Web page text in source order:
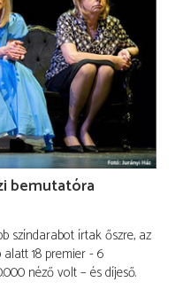
bemutatóra
színdarabot írtak őszre, az
18 premier - 6
néző volt – és díjeső.